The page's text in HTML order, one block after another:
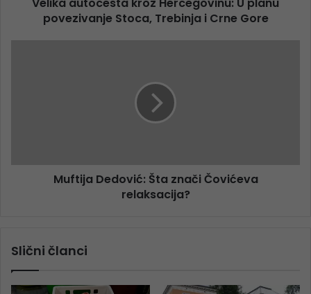
povezivanje Stoca, Trebinja i Crne Gore
Muftija Dedović: Šta znači Čovićeva
relaksacija?
Slični članci